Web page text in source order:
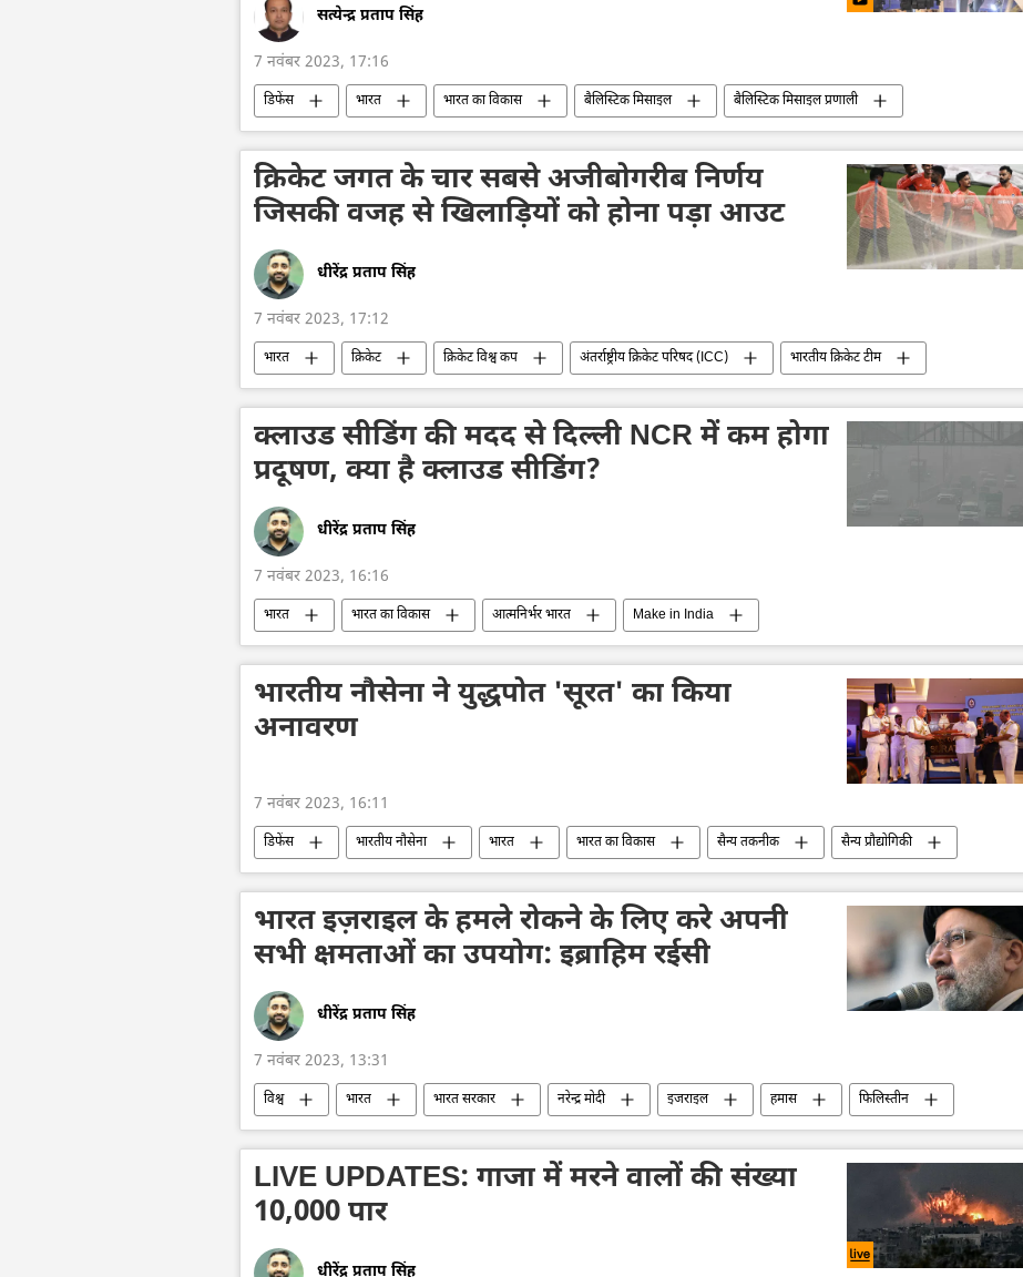
सत्येन्द्र प्रताप सिंह
7 नवंबर 2023, 17:16
डिफेंस भारत भारत का विकास बैलिस्टिक मिसाइल
बैलिस्टिक मिसाइल प्रणाली
प्रलय मिसाइल
रक्षा मंत्रालय (MoD) रक्षा-पंक्ति वायु रक्षा
ओडिशा
तकनीकी विकास
क्रिकेट जगत के चार सबसे अजीबोगरीब निर्णय
जिसकी वजह से खिलाड़ियों को होना पड़ा आउट
धीरेंद्र प्रताप सिंह
7 नवंबर 2023, 17:12
भारत क्रिकेट क्रिकेट विश्व कप अंतर्राष्ट्रीय क्रिकेट परिषद (ICC)
भारतीय क्रिकेट टीम
पाकिस्तान क्रिकेट टीम
खेल श्रीलंका बांग्लादेश ऑस्ट्रेलिया
दक्षिण अफ्रीका
पाकिस्तान
Explainers
क्लाउड सीडिंग की मदद से दिल्ली NCR में कम होगा
प्रदूषण, क्या है क्लाउड सीडिंग?
धीरेंद्र प्रताप सिंह
7 नवंबर 2023, 16:16
भारत भारत का विकास आत्मनिर्भर भारत
Make in India
भारतीय प्रौद्योगिकी संस्थान (IIT)
उत्तर प्रदेश तकनीकी विकास
विज्ञान एवं प्रौद्योगिकी
Explainers
भारतीय नौसेना ने युद्धपोत 'सूरत' का किया
अनावरण
7 नवंबर 2023, 16:11
डिफेंस भारतीय नौसेना भारत भारत का विकास सैन्य तकनीक
सैन्य प्रौद्योगिकी
सैन्य तकनीकी सहयोग
जहाजी बेड़ा गुजरात
भारत इज़राइल के हमले रोकने के लिए करे अपनी
सभी क्षमताओं का उपयोग: इब्राहिम रईसी
धीरेंद्र प्रताप सिंह
7 नवंबर 2023, 13:31
विश्व भारत भारत सरकार नरेन्द्र मोदी इजराइल हमास
फिलिस्तीन
गाज़ा पट्टी
ईरान ईरानी राष्ट्रपति इब्राहिम रईसी पश्चिमीकरण सामूहिक पश्चिम
LIVE UPDATES: गाजा में मरने वालों की संख्या
10,000 पार
धीरेंद्र प्रताप सिंह